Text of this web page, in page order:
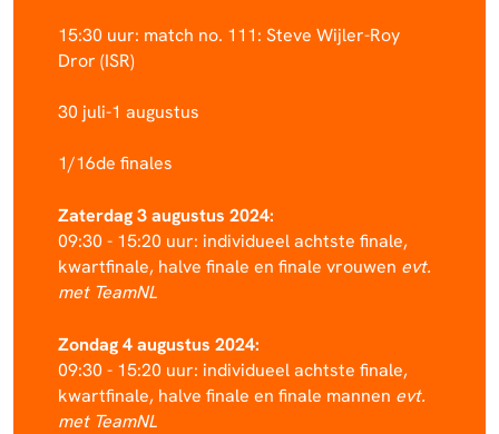
15:30 uur: match no. 111: Steve Wijler-Roy
Dror (ISR)
30 juli-1 augustus
1/16de finales
Zaterdag 3 augustus 2024:
09:30 - 15:20 uur: individueel achtste finale,
kwartfinale, halve finale en finale vrouwen evt.
met TeamNL
Zondag 4 augustus 2024:
09:30 - 15:20 uur: individueel achtste finale,
kwartfinale, halve finale en finale mannen evt.
met TeamNL